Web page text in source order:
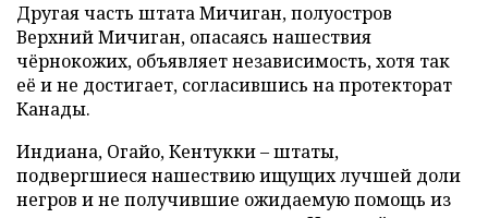
Другая часть штата Мичиган, полуостров
Верхний Мичиган, опасаясь нашествия
чёрнокожих, объявляет независимость, хотя так
её и не достигает, согласившись на протекторат
Канады.
Индиана, Огайо, Кентукки – штаты,
подвергшиеся нашествию ищущих лучшей доли
негров и не получившие ожидаемую помощь из